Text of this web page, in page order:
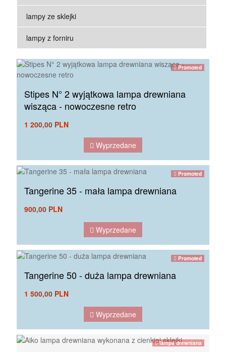
Lampa wisząca Stripes N° 2
Wyjątkowa lampa wisząca wykonana ze 112
wąskich pasków cienkiej brzozowej sklejki. Lampa
do salonu oraz sypialni.
lampy ze sklejki
lampy z forniru
Promoted
Stipes N° 2 wyjątkowa lampa drewniana
wisząca - nowoczesne retro
1 200,00 PLN
Wyprzedane
Promoted
Tangerine 35 - mała lampa drewniana
900,00 PLN
Wyprzedane
Promoted
Tangerine 50 - duża lampa drewniana
1 500,00 PLN
Wyprzedane
lampa drewniana